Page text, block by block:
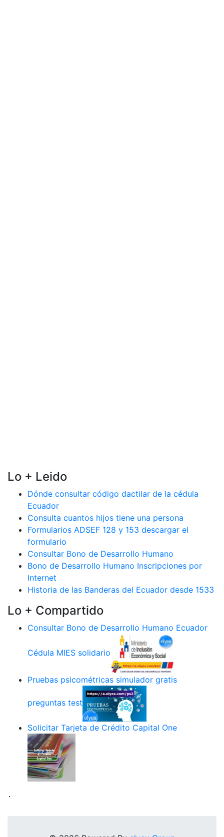
Lo + Leido
Dónde consultar código dactilar de la cédula
Ecuador
Consulta cuantos hijos tiene una persona
Formularios ADSEF 128 y 153 descargar el
formulario
Consultar Bono de Desarrollo Humano
Bono de Desarrollo Humano Inscripciones por
Internet
Historia de las Banderas del Ecuador desde 1533
Lo + Compartido
Consultar Bono de Desarrollo Humano Ecuador
Cédula MIES solidario
Pruebas psicométricas simulador gratis
preguntas test
Solicitar Tarjeta de Crédito Capital One
.